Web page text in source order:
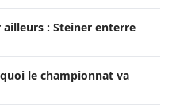
ailleurs : Steiner enterre
le championnat va